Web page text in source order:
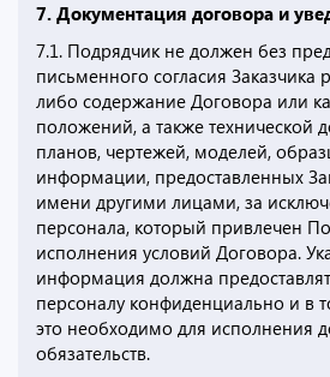
7. Документация договора и
7.1. Подрядчик не должен без
письменного согласия Заказчика
либо содержание Договора или
положений, а также технической
планов, чертежей, моделей,
информации, предоставленных
имени другими лицами, за
персонала, который привлечен
исполнения условий Договора.
информация должна
персоналу конфиденциально и в
это необходимо для исполнения
обязательств.